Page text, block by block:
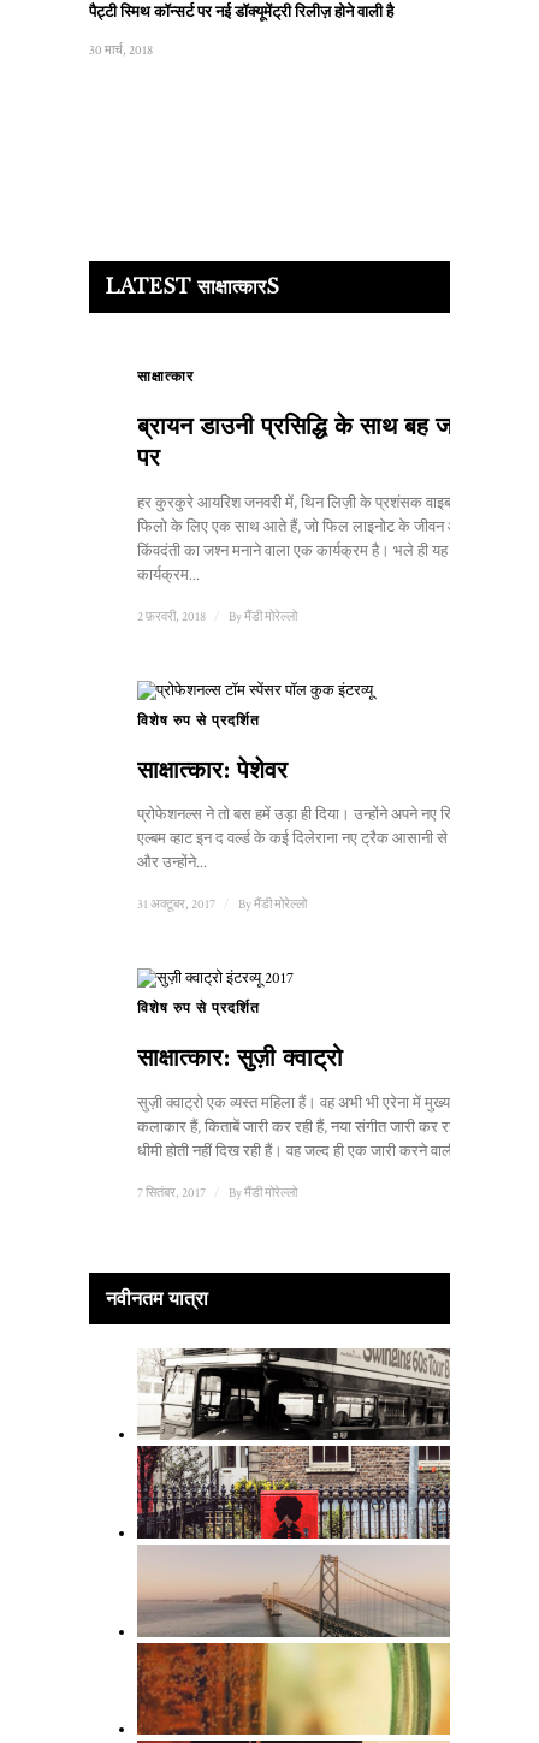
पैट्टी स्मिथ कॉन्सर्ट पर नई डॉक्यूमेंट्री रिलीज़ होने वाली है
30 मार्च, 2018
LATEST साक्षात्कारS
साक्षात्कार
ब्रायन डाउनी प्रसिद्धि के साथ बह जाने
पर
हर कुरकुरे आयरिश जनवरी में, थिन लिज़ी के प्रशंसक वाइब फॉर
फिलो के लिए एक साथ आते हैं, जो फिल लाइनोट के जीवन और
किंवदंती का जश्न मनाने वाला एक कार्यक्रम है। भले ही यह
कार्यक्रम...
2 फ़रवरी, 2018 Byमैंडी मोरेल्लो
विशेष रुप से प्रदर्शित
साक्षात्कार: पेशेवर
प्रोफेशनल्स ने तो बस हमें उड़ा ही दिया। उन्होंने अपने नए रिलीज़ हुए
एल्बम व्हाट इन द वर्ल्ड के कई दिलेराना नए ट्रैक आसानी से सुनाए,
और उन्होंने...
31 अक्टूबर, 2017 Byमैंडी मोरेल्लो
विशेष रुप से प्रदर्शित
साक्षात्कार: सुज़ी क्वाट्रो
सुज़ी क्वाट्रो एक व्यस्त महिला हैं। वह अभी भी एरेना में मुख्य
कलाकार हैं, किताबें जारी कर रही हैं, नया संगीत जारी कर रही हैं और
धीमी होती नहीं दिख रही हैं। वह जल्द ही एक जारी करने वाली हैं...
7 सितंबर, 2017 Byमैंडी मोरेल्लो
नवीनतम यात्रा